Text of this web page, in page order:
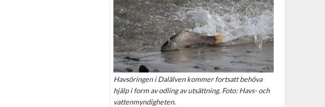
Havsöringen i Dalälven kommer fortsatt behöva
hjälp i form av odling av utsättning. Foto: Havs- och
vattenmyndigheten.